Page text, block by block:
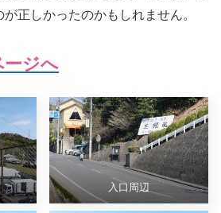
正しかったのかもしれません。
ージへ
入口周辺